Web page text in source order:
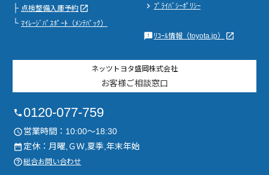
├ 点検整備入庫予約 launch
└ ﾏｲﾚｰｼﾞﾊﾟｽﾎﾟｰﾄ（ﾒﾝﾃﾊﾟｯｸ）
chevron_right ﾌﾟﾗｲﾊﾞｼｰﾎﾟﾘｼｰ
feedback ﾘｺｰﾙ情報（toyota.jp） launch
ネッツトヨタ盛岡株式会社
お客様ご相談窓口
phone0120-077-759
access_time営業時間：10:00～18:30
date_range 定休：月曜,ＧＷ,夏季,年末年始
help_outline総合お問い合わせ